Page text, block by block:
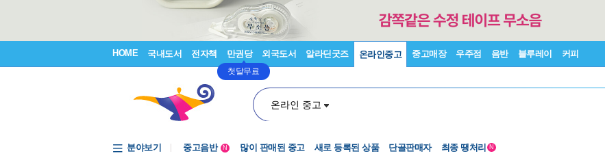
HOME 국내도서 전자책 만권당
첫달무료
외국도서 알라딘굿즈 온라인중고 중고매장 우주점 음반 블루레이 커피
온라인 중고
분야보기
중고음반
N 많이 판매된 중고 새로 등록된 상품 단골판매자 최종 땡처리 N